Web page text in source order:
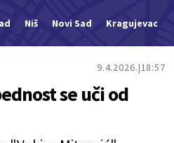
Niš Novi Sad Kragujevac
9.4.2026. 18:57
se uči od